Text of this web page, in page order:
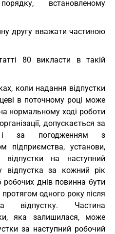
встановленому
другу вважати частиною
80 викласти в такій
коли надання відпустки
в поточному році може
нормальному ході роботи
допускається за
і за погодженням з
підприємства, установи,
відпустки на наступний
за кожний рік
днів повинна бути
одного року після
відпустку. Частина
яка залишилася, може
за наступний робочий